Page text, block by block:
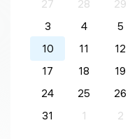
27
28 29
3
4 5
10
11 12
17
18 19
24
25 26
31
1 2